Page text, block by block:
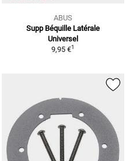
ABUS
Supp Béquille Latérale
Universel
9,95 €1